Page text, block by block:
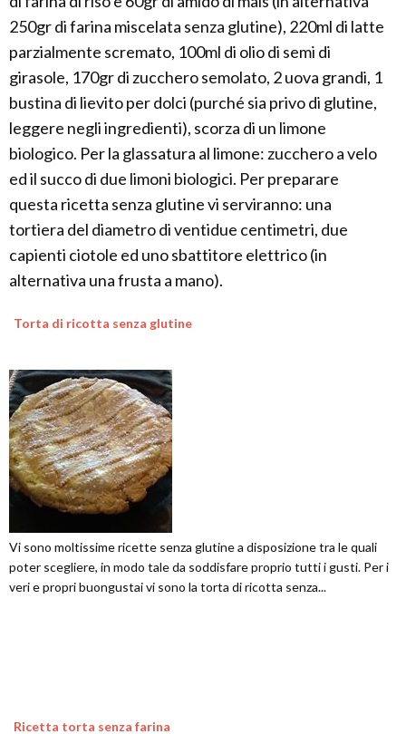
250gr di farina miscelata senza glutine), 220ml di latte
parzialmente scremato, 100ml di olio di semi di
girasole, 170gr di zucchero semolato, 2 uova grandi, 1
bustina di lievito per dolci (purché sia privo di glutine,
leggere negli ingredienti), scorza di un limone
biologico. Per la glassatura al limone: zucchero a velo
ed il succo di due limoni biologici. Per preparare
questa ricetta senza glutine vi serviranno: una
tortiera del diametro di ventidue centimetri, due
capienti ciotole ed uno sbattitore elettrico (in
alternativa una frusta a mano).
Torta di ricotta senza glutine
Vi sono moltissime ricette senza glutine a disposizione tra le quali
poter scegliere, in modo tale da soddisfare proprio tutti i gusti. Per i
veri e propri buongustai vi sono la torta di ricotta senza...
Ricetta torta senza farina